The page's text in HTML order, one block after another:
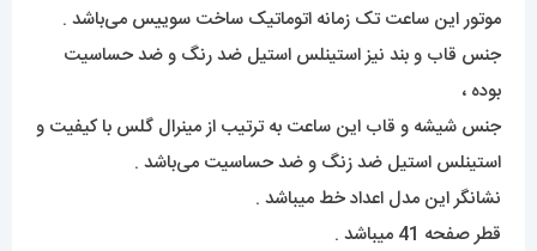
موتور این ساعت تک زمانه اتوماتیک ساخت سوییس می‌باشد .
جنس قاب و بند نیز استینلس استیل ضد رنگ و ضد حساسیت
بوده ،
جنس شیشه و قاب این ساعت به ترتیب از مینرال گلس با کیفیت و
استینلس استیل ضد زنگ و ضد حساسیت می‌باشد .
نشانگر این مدل اعداد خط میباشد .
قطر صفحه 41 میباشد .